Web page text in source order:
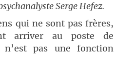
Serge Hefez.
qui ne sont pas frères,
arriver au poste de
pas une fonction